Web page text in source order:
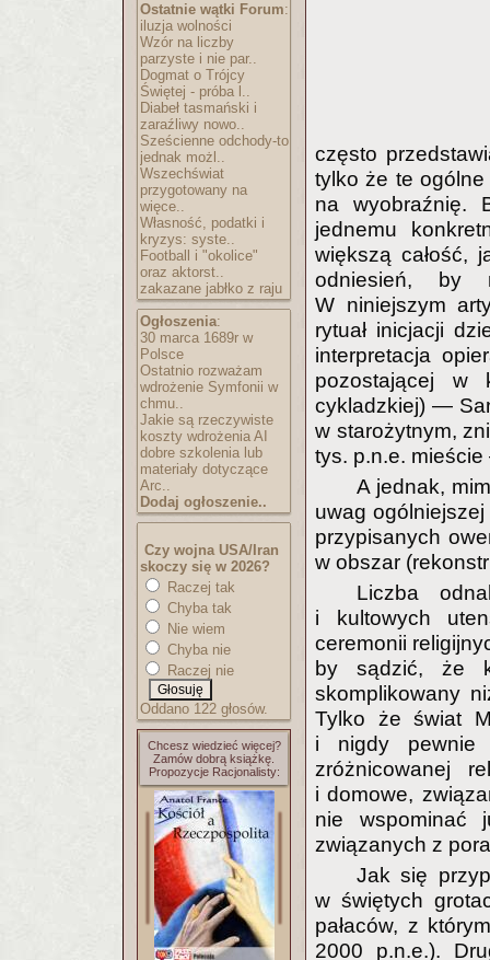
Ostatnie wątki Forum:
iluzja wolności
Wzór na liczby
parzyste i nie par..
Dogmat o Trójcy
Świętej - próba l..
Diabeł tasmański i
zaraźliwy nowo..
Sześcienne odchody-to
jednak możl..
Wszechświat
przygotowany na
więce..
Własność, podatki i
kryzys: syste..
Football i "okolice"
oraz aktorst..
zakazane jabłko z raju
Ogłoszenia:
30 marca 1689r w
Polsce
Ostatnio rozważam
wdrożenie Symfonii w
chmu..
Jakie są rzeczywiste
koszty wdrożenia AI
dobre szkolenia lub
materiały dotyczące
Arc..
Dodaj ogłoszenie..
Czy wojna USA/Iran
skoczy się w 2026?
Raczej tak
Chyba tak
Nie wiem
Chyba nie
Raczej nie
Oddano 122 głosów.
Chcesz wiedzieć więcej?
Zamów dobrą książkę.
Propozycje Racjonalisty:
często
tylko że te ogólne
na wyobraźnię.
jednemu
większą całość,
odniesień, by
W niniejszym
rytuał inicjacji
interpretacja
pozostającej w
cykladzkiej) —
w starożytnym,
tys. p.n.e.
A jednak,
uwag
przypisanych
w obszar
Liczba
i kultowych
ceremonii
by sądzić, że
skomplikowany
Tylko że świat
i nigdy pewnie
zróżnicowanej
i domowe,
nie wspominać
związanych z
Jak się
w świętych
pałaców, z
2000 p.n.e.).